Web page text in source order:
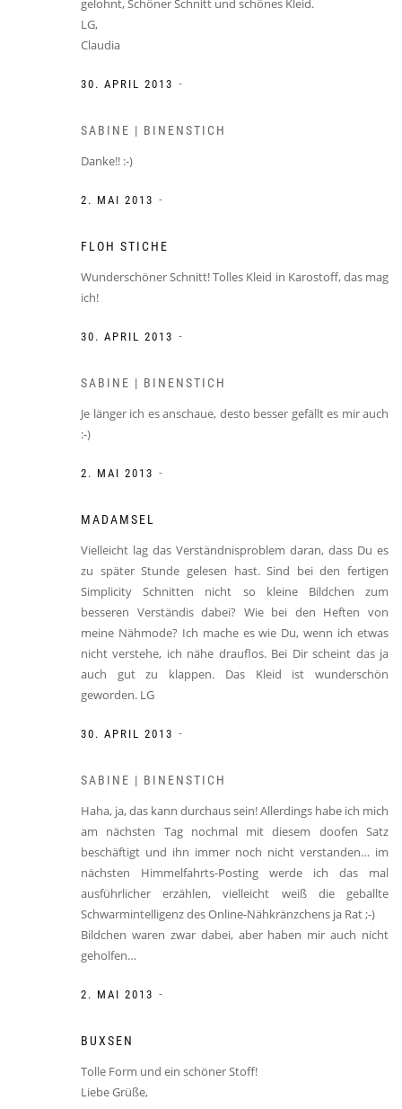
LG,
Claudia
30. APRIL 2013 -
SABINE | BINENSTICH
Danke!! :-)
2. MAI 2013 -
FLOH STICHE
Wunderschöner Schnitt! Tolles Kleid in Karostoff, das mag
ich!
30. APRIL 2013 -
SABINE | BINENSTICH
Je länger ich es anschaue, desto besser gefällt es mir auch
:-)
2. MAI 2013 -
MADAMSEL
Vielleicht lag das Verständnisproblem daran, dass Du es
zu später Stunde gelesen hast. Sind bei den fertigen
Simplicity Schnitten nicht so kleine Bildchen zum
besseren Verständis dabei? Wie bei den Heften von
meine Nähmode? Ich mache es wie Du, wenn ich etwas
nicht verstehe, ich nähe drauflos. Bei Dir scheint das ja
auch gut zu klappen. Das Kleid ist wunderschön
geworden. LG
30. APRIL 2013 -
SABINE | BINENSTICH
Haha, ja, das kann durchaus sein! Allerdings habe ich mich
am nächsten Tag nochmal mit diesem doofen Satz
beschäftigt und ihn immer noch nicht verstanden… im
nächsten Himmelfahrts-Posting werde ich das mal
ausführlicher erzählen, vielleicht weiß die geballte
Schwarmintelligenz des Online-Nähkränzchens ja Rat ;-)
Bildchen waren zwar dabei, aber haben mir auch nicht
geholfen…
2. MAI 2013 -
BUXSEN
Tolle Form und ein schöner Stoff!
Liebe Grüße,